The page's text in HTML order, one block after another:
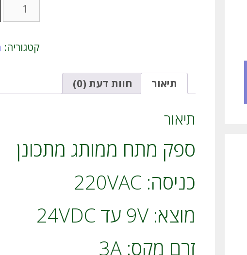
ספק
ממותג
מתכונן
מוצא:
קטגוריה:
תיאור חוות דעת (0)
תיאור
ספק מתח ממותג מתכונן
כניסה: 220VAC
מוצא: 9V עד 24VDC
זרם מקס: 3A